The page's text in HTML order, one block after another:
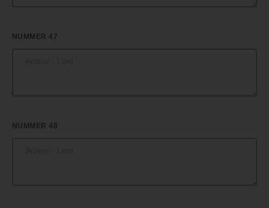
NUMMER 47
NUMMER 48